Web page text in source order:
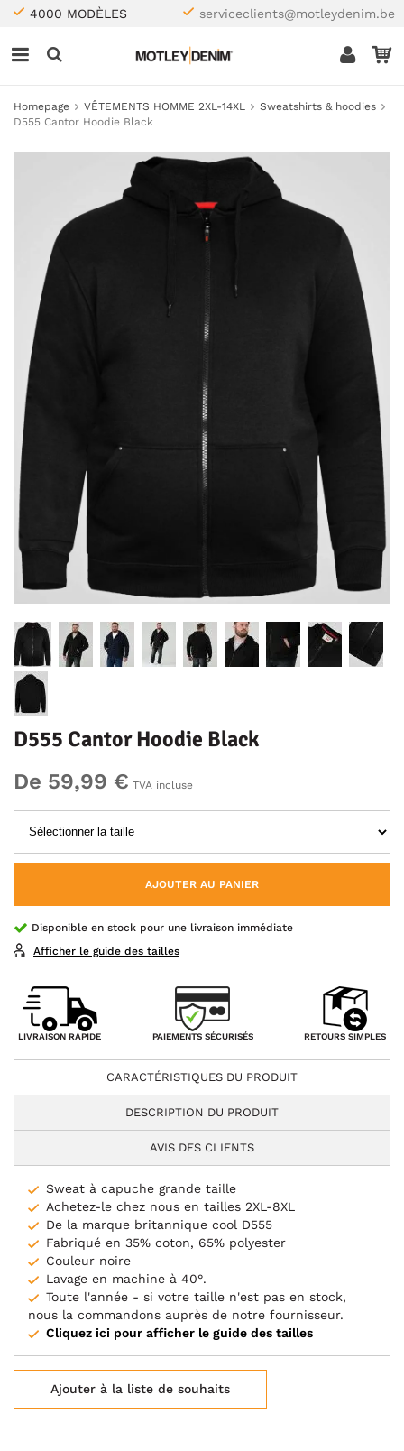
4000 MODÈLES serviceclients@motleydenim.be
Homepage VÊTEMENTS HOMME 2XL-14XL
Sweatshirts & hoodies
D555 Cantor Hoodie Black
D555 Cantor Hoodie Black
De 59,99 € TVA incluse
AJOUTER AU PANIER
Disponible en stock pour une livraison immédiate
Afficher le guide des tailles
LIVRAISON RAPIDE PAIEMENTS SÉCURISÉS RETOURS SIMPLES
CARACTÉRISTIQUES DU PRODUIT
DESCRIPTION DU PRODUIT
AVIS DES CLIENTS
Sweat à capuche grande taille
Achetez-le chez nous en tailles 2XL-8XL
De la marque britannique cool D555
Fabriqué en 35% coton, 65% polyester
Couleur noire
Lavage en machine à 40°.
Toute l'année - si votre taille n'est pas en stock,
nous la commandons auprès de notre fournisseur.
Cliquez ici pour afficher le guide des tailles
Ajouter à la liste de souhaits